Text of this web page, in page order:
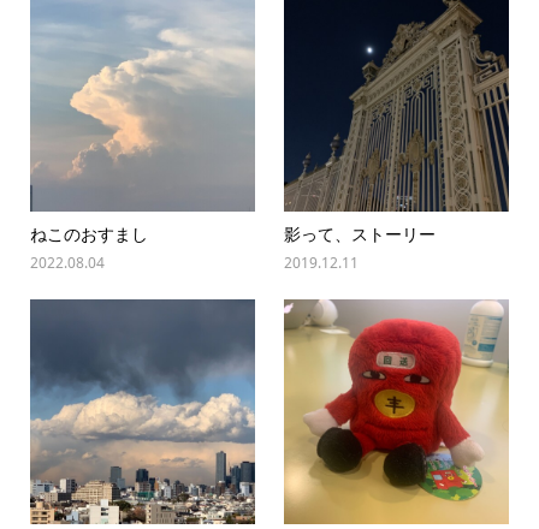
ねこのおすまし
2022.08.04
影って、ストーリー
2019.12.11